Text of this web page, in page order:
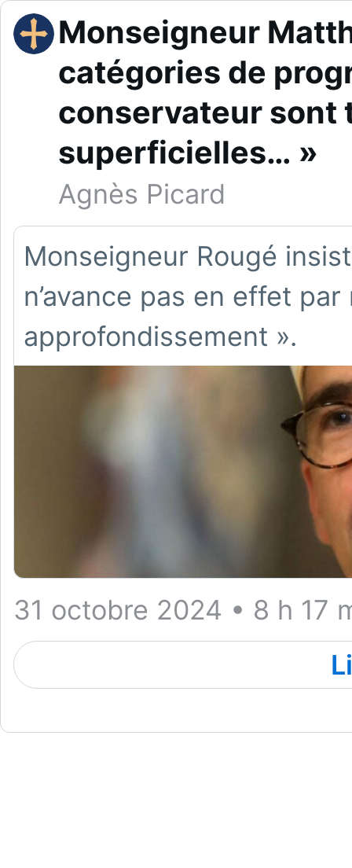
Monseigneur
catégories de
conservateur sont
superficielles… »
Agnès Picard
Monseigneur Rougé
n’avance pas en effet
approfondissement ».
31 octobre 2024 • 8 h 17